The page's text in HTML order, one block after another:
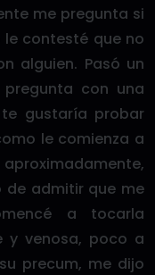
me pregunta si
contesté que no
alguien. Pasó un
con una
gustaría probar
le comienza a
de admitir que me
a tocarla
y venosa, poco a
precum, me dijo